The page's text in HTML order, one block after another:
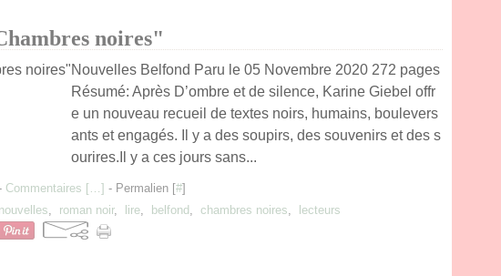
noires"
Nouvelles Belfond Paru le 05 Novembre 2020 272 pages
Résumé: Après D’ombre et de silence, Karine Giebel offr
e un nouveau recueil de textes noirs, humains, boulevers
ants et engagés. Il y a des soupirs, des souvenirs et des s
ourires.Il y a ces jours sans...
Commentaires […] - Permalien [#]
nouvelles, roman noir, lire, belfond , chambres noires, lecteurs